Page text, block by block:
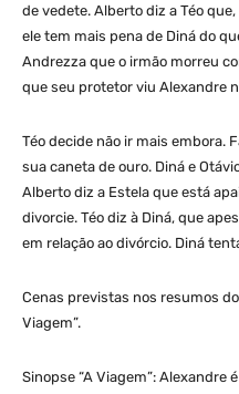
de vedete. Alberto diz a Téo
ele tem mais pena de Diná do
Andrezza que o irmão morreu
que seu protetor viu Alexandre
Téo decide não ir mais embora.
sua caneta de ouro. Diná e
Alberto diz a Estela que está
divorcie. Téo diz à Diná, que
em relação ao divórcio. Diná
Cenas previstas nos resumos
Viagem”.
Sinopse “A Viagem”: